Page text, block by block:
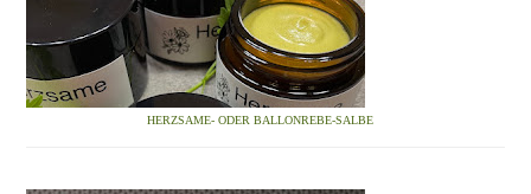
HERZSAME- ODER BALLONREBE-SALBE